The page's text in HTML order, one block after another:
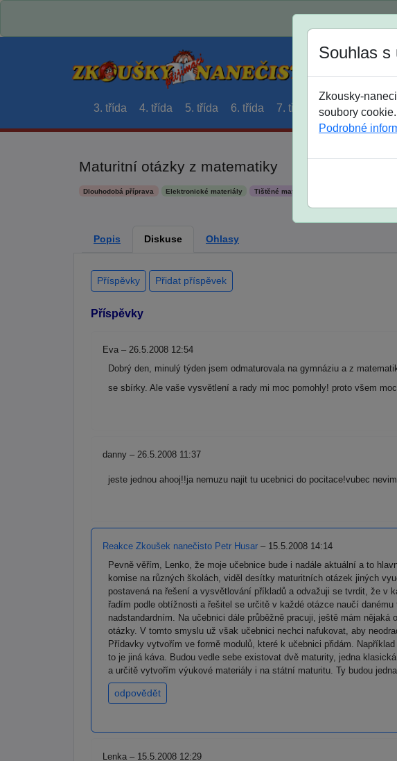
3. třída 4. třída 5. třída 6. třída 7. třída 8. třída 9.
Maturitní otázky z matematiky
Dlouhodobá příprava Elektronické materiály Tištěné materiály
Popis Diskuse Ohlasy
Souhlas
Zkousky-
soubory
Podrobné
Příspěvky Přidat příspěvek
Příspěvky
Eva – 26.5.2008 12:54
Dobrý den, minulý týden jsem odmaturovala na gymnáziu a z
se sbírky. Ale vaše vysvětlení a rady mi moc pomohly! proto všem
danny – 26.5.2008 11:37
jeste jednou ahooj!!ja nemuzu najit tu ucebnici do pocitace!vubec
Reakce Zkoušek nanečisto Petr Husar – 15.5.2008 14:14
Pevně věřím, Lenko, že moje učebnice bude i nadále aktuální a to
komise na různých školách, viděl desítky maturitních otázek jiných
postavená na řešení a vysvětlování příkladů a odvažuji se tvrdit, že v
řadím podle obtížnosti a řešitel se určitě v každé otázce naučí
nadstandardním. Na učebnici dále průběžně pracuji, ještě mám
otázky. V tomto smyslu už však učebnici nechci nafukovat, aby
Přídavky vytvořím ve formě modulů, které k učebnici přidám.
to je jiná káva. Budou vedle sebe existovat dvě maturity, jedna
a určitě vytvořím výukové materiály i na státní maturitu. Ty budou
odpovědět
Lenka – 15.5.2008 12:29